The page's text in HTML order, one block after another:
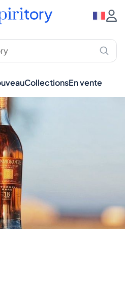
CollectionsEn vente